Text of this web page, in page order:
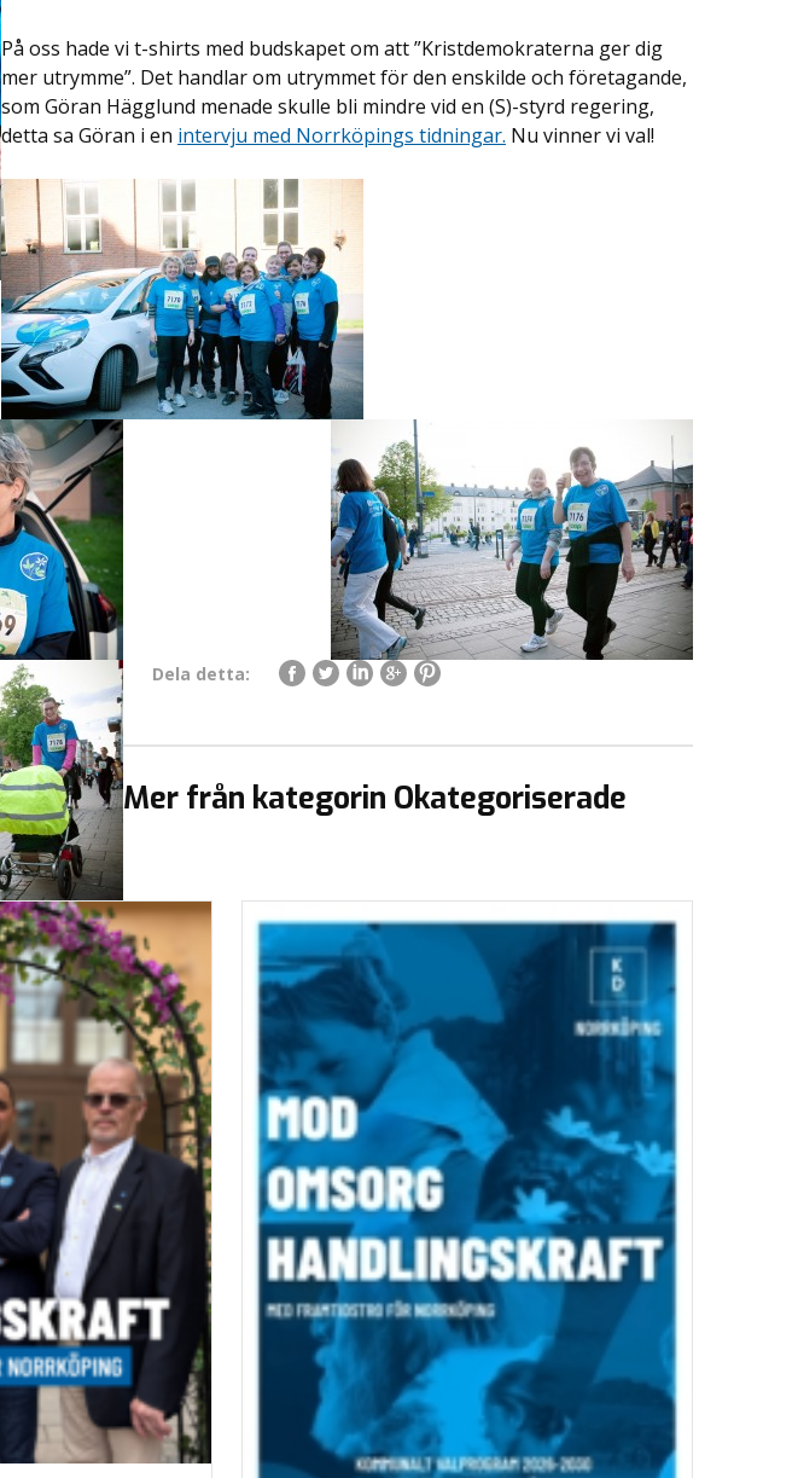
På oss hade vi t-shirts med budskapet om att ”Kristdemokraterna ger dig
mer utrymme”. Det handlar om utrymmet för den enskilde och företagande,
som Göran Hägglund menade skulle bli mindre vid en (S)-styrd regering,
detta sa Göran i en intervju med Norrköpings tidningar. Nu vinner vi val!
Dela detta:
Mer från kategorin Okategoriserade